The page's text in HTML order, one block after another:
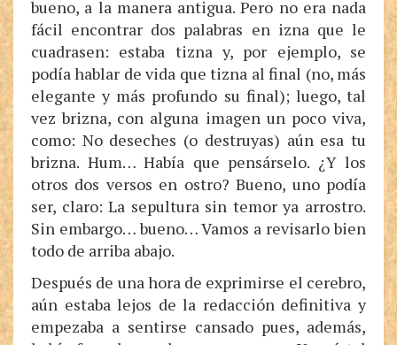
bueno, a la manera antigua. Pero no era nada
fácil encontrar dos palabras en izna que le
cuadrasen: estaba tizna y, por ejemplo, se
podía hablar de vida que tizna al final (no, más
elegante y más profundo su final); luego, tal
vez brizna, con alguna imagen un poco viva,
como: No deseches (o destruyas) aún esa tu
brizna. Hum… Había que pensárselo. ¿Y los
otros dos versos en ostro? Bueno, uno podía
ser, claro: La sepultura sin temor ya arrostro.
Sin embargo… bueno… Vamos a revisarlo bien
todo de arriba abajo.
Después de una hora de exprimirse el cerebro,
aún estaba lejos de la redacción definitiva y
empezaba a sentirse cansado pues, además,